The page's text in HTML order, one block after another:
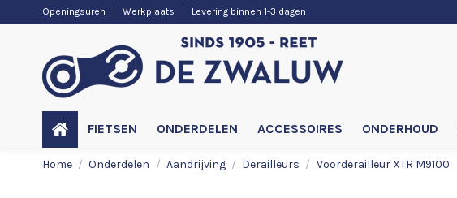
Openingsuren Werkplaats Levering binnen 1-3 dagen
FIETSEN ONDERDELEN ACCESSOIRES ONDERHOUD
Home Onderdelen Aandrijving Derailleurs Voorderailleur XTR M9100